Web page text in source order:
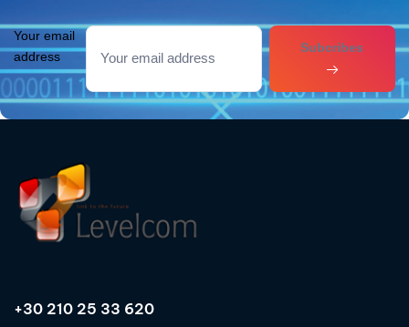
Your email
address
Subcribes
+30 210 25 33 620